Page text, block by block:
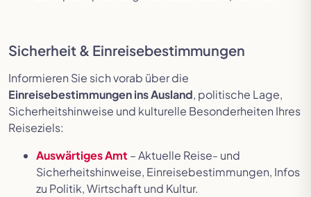
Sicherheit & Einreisebestimmungen
Informieren Sie sich vorab über die
Einreisebestimmungen ins Ausland, politische Lage,
Sicherheitshinweise und kulturelle Besonderheiten Ihres
Reiseziels:
Auswärtiges Amt – Aktuelle Reise- und
Sicherheitshinweise, Einreisebestimmungen, Infos
zu Politik, Wirtschaft und Kultur.